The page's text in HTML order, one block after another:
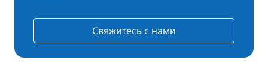
Свяжитесь с нами